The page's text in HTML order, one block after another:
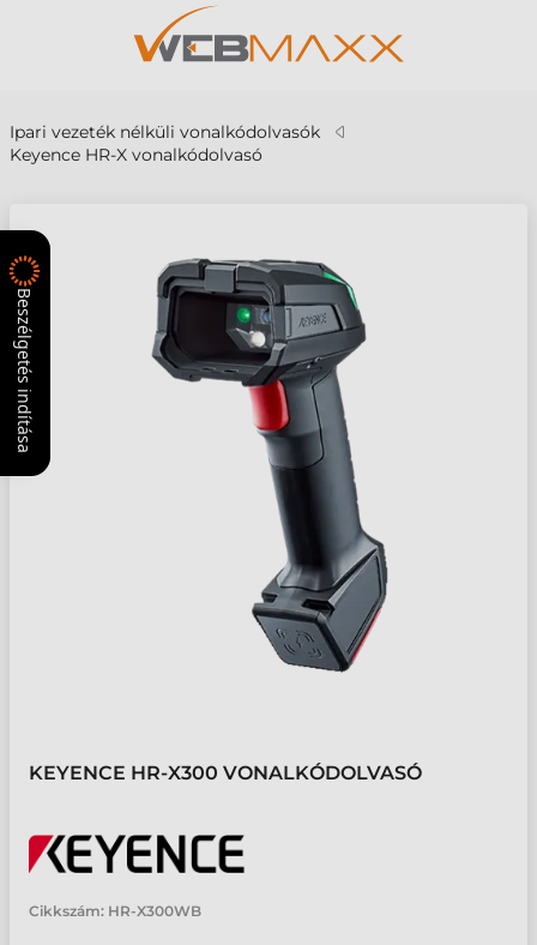
Ipari vezeték nélküli vonalkódolvasók
Keyence HR-X vonalkódolvasó
KEYENCE HR-X300 VONALKÓDOLVASÓ
Cikkszám: HR-X300WB
Beszélgetés indítása